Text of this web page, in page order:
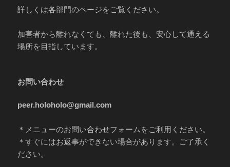
詳しくは各部門のページをご覧ください。
加害者から離れなくても、離れた後も、安心して通える
場所を目指しています。
お問い合わせ
peer.holoholo@gmail.com
＊メニューのお問い合わせフォームをご利用ください。
＊すぐにはお返事ができない場合があります。ご了承く
ださい。